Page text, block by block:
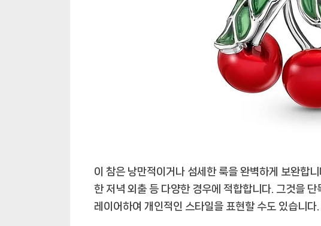
이 참은 낭만적이거나 섬세한 룩을 완벽하게 보완합
한 저녁 외출 등 다양한 경우에 적합합니다. 그것을
레이어하여 개인적인 스타일을 표현할 수도 있습니다.